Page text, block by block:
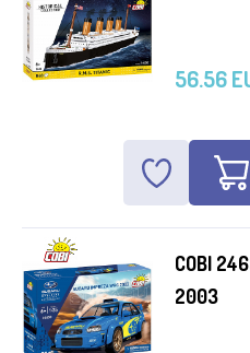
56.56
COBI
2003